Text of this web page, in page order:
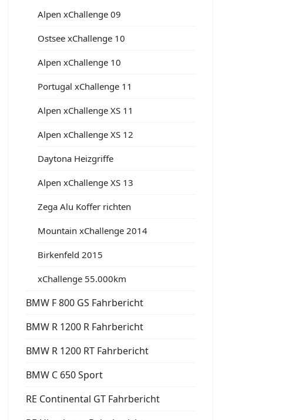
Alpen xChallenge 09
Ostsee xChallenge 10
Alpen xChallenge 10
Portugal xChallenge 11
Alpen xChallenge XS 11
Alpen xChallenge XS 12
Daytona Heizgriffe
Alpen xChallenge XS 13
Zega Alu Koffer richten
Mountain xChallenge 2014
Birkenfeld 2015
xChallenge 55.000km
BMW F 800 GS Fahrbericht
BMW R 1200 R Fahrbericht
BMW R 1200 RT Fahrbericht
BMW C 650 Sport
RE Continental GT Fahrbericht